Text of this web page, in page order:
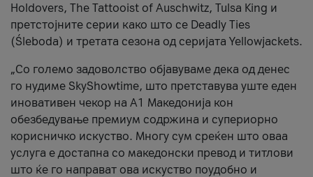
Holdovers, The Tattooist of Auschwitz, Tulsa King и
претстојните серии како што се Deadly Ties
(Śleboda) и третата сезона од серијата Yellowjackets.
„Со големо задоволство објавуваме дека од денес
го нудиме SkyShowtime, што претставува уште еден
иновативен чекор на А1 Македонија кон
обезбедување премиум содржина и супериорно
корисничко искуство. Многу сум среќен што оваа
услуга е достапна со македонски превод и титлови
што ќе го направат ова искуство поудобно и